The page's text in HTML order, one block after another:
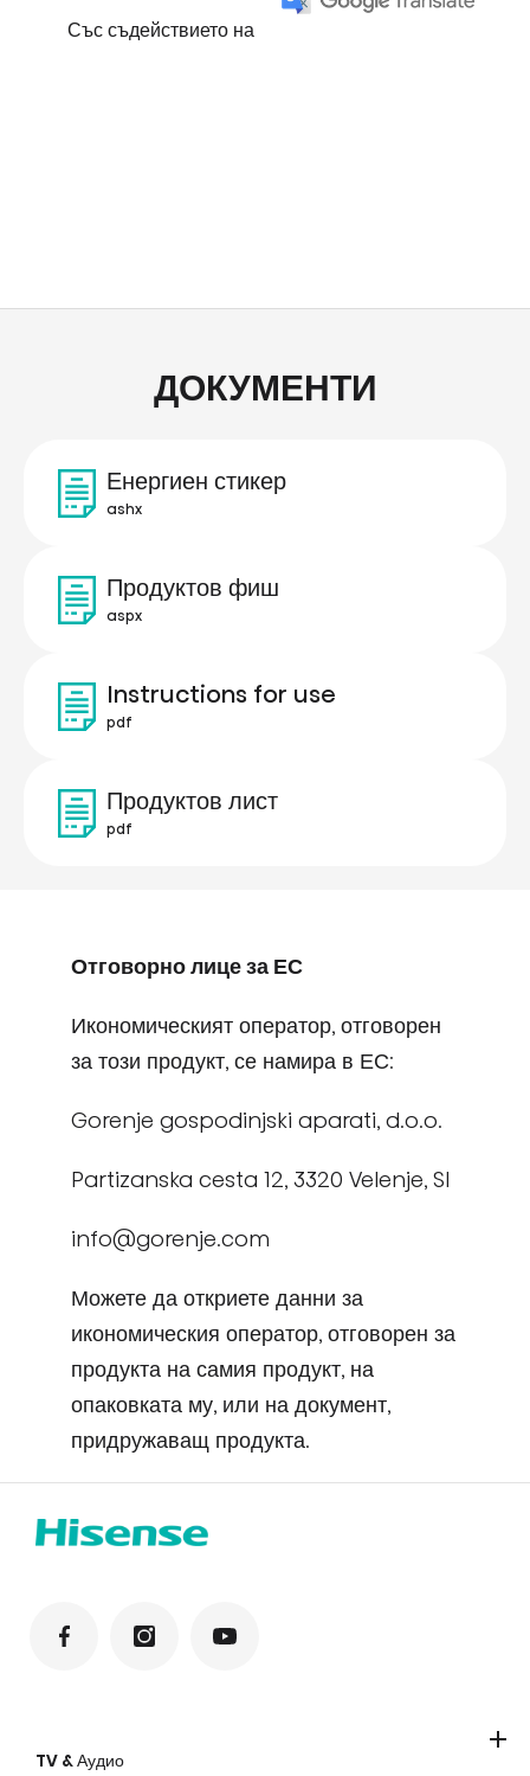
Със съдействието на
ДОКУМЕНТИ
Енергиен стикер
ashx
Продуктов фиш
aspx
Instructions for use
pdf
Продуктов лист
pdf
Отговорно лице за ЕС
Икономическият оператор, отговорен
за този продукт, се намира в ЕС:
Gorenje gospodinjski aparati, d.o.o.
Partizanska cesta 12, 3320 Velenje, SI
info@gorenje.com
Можете да откриете данни за
икономическия оператор, отговорен за
продукта на самия продукт, на
опаковката му, или на документ,
придружаващ продукта.
TV & Аудио